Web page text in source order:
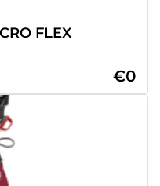
FLEX
€0